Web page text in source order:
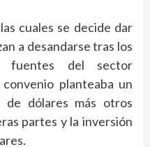
cuales se decide dar
a desandarse tras los
fuentes del sector
planteaba un
de dólares más otros
partes y la inversión